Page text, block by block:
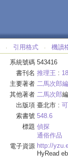
‧ 引用格式 ‧ 機讀
系統號碼 543416
書刊名 推理王 :
主要著者 二馬次郎編
其他著者 二馬次郎編
出版項 臺北市 :
索書號 548.6
標題 偵探
通俗作品
電子資源 http://
HyRead